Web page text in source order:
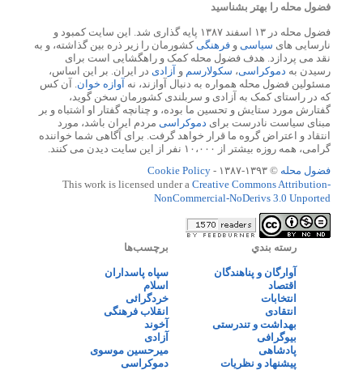
فضول محله را بهتر بشناسید
فضول محله در ۱۳ اسفند ۱۳۸۷ پایه گذاری شد. این سایت کمبود و
نارسایی های سیاسی و فرهنگیکشورمان را زیر ذره بین گذاشته، و به
نقد می پردازد. هدف فضول محله کمک و راهگشایی است برای
رسیدن به دموکراسی، سکولارسم و آزادی در ایران. بر این اساس،
مسئولین فضول محله همواره به دنبال آوازند، نه آوازه خوان. آن کس
که در راستای کمک به آزادی و سربلندی کشورمان سخن گوید،
گفتارش مورد ستایش و تحسین ما بوده، و چنانچه گفتار او اشتباه و بر
مبنای سیاست نادرست برای دموکراسی مردم ایران باشد، مورد
انتقاد و اعتراض گروه ما قرار خواهد گرفت. برای آگاهی شما خواننده
گرامی، همه روزه بیشتر از ۱۰،۰۰۰ نفر از این سایت دیدن می کنند.
فضول محله © ۱۳۹۳-۱۳۸۷ -
Cookie Policy
This work is licensed under a Creative Commons Attribution-
NonCommercial-NoDerivs 3.0 Unported
رسته بندي
آوارگان و پناهندگان
اقتصاد
انتخابات
انتقادی
بهداشت و تندرستی
بیوگرافی
پادشاهی
پیشنهاد و نظریات
برچسب‌ها
سپاه پاسداران
اسلام
خردگرائی
انقلاب فرهنگی
آخوند
آزادی
میرحسین موسوی
دموکراسی